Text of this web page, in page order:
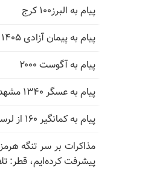
پیام به البرز۱۰۰ کرج
پیام به پیمان آزادی ۱۴۰۵
پیام به آگوست ۲۰۰۰
پیام به عسگر ۱۳۴۰ مشهد
پیام به کمانگیر ۱۶۰ از لرستان
مذاکرات بر سر تنگه
پیشرفت کرده‌ایم، قطر: